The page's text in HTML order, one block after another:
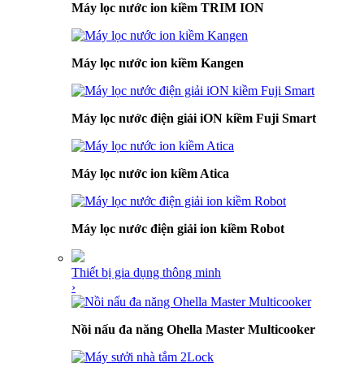
Máy lọc nước ion kiềm TRIM ION
Máy lọc nước ion kiềm Kangen
Máy lọc nước điện giải iON kiềm Fuji Smart
Máy lọc nước ion kiềm Atica
Máy lọc nước điện giải ion kiềm Robot
Thiết bị gia dụng thông minh
›
Nồi nấu đa năng Ohella Master Multicooker